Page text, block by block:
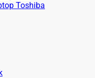
Toshiba